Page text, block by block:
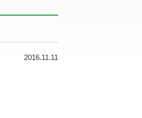
2016.11.11